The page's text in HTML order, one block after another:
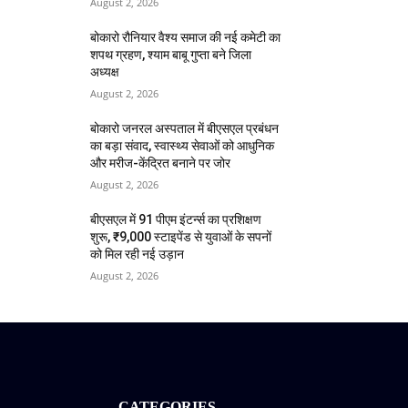
बोकारो रौनियार वैश्य समाज की नई कमेटी का
शपथ ग्रहण, श्याम बाबू गुप्ता बने जिला
अध्यक्ष
August 2, 2026
बोकारो जनरल अस्पताल में बीएसएल प्रबंधन
का बड़ा संवाद, स्वास्थ्य सेवाओं को आधुनिक
और मरीज-केंद्रित बनाने पर जोर
August 2, 2026
बीएसएल में 91 पीएम इंटर्न्स का प्रशिक्षण
शुरू, ₹9,000 स्टाइपेंड से युवाओं के सपनों
को मिल रही नई उड़ान
August 2, 2026